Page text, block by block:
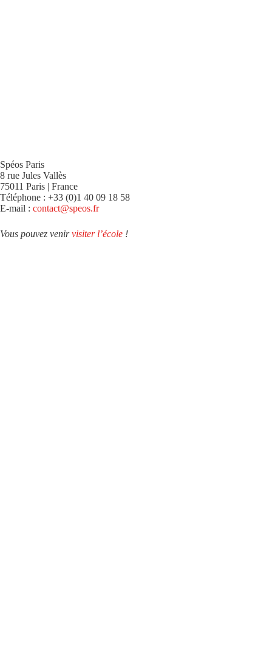
Spéos Paris
8 rue Jules Vallès
75011 Paris | France
Téléphone : +33 (0)1 40 09 18 58
E-mail : contact@speos.fr
Vous pouvez venirvisiter l’école !